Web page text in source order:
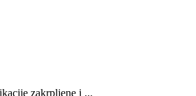
zakrpljene i ...